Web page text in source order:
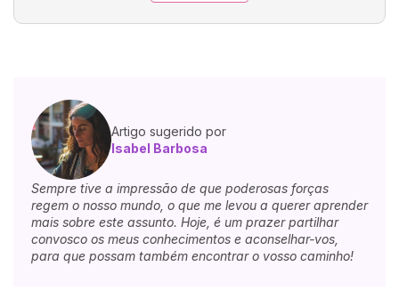
Artigo sugerido por
Isabel Barbosa
Sempre tive a impressão de que poderosas forças
regem o nosso mundo, o que me levou a querer aprender
mais sobre este assunto. Hoje, é um prazer partilhar
convosco os meus conhecimentos e aconselhar-vos,
para que possam também encontrar o vosso caminho!